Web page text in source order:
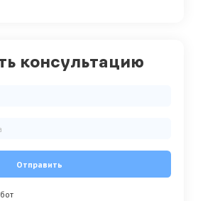
консультацию
Отправить